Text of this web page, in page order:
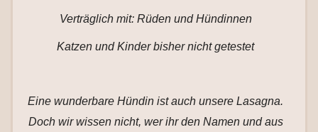
Verträglich mit: Rüden und Hündinnen
Katzen und Kinder bisher nicht getestet
Eine wunderbare Hündin ist auch unsere Lasagna.
Doch wir wissen nicht, wer ihr den Namen und aus